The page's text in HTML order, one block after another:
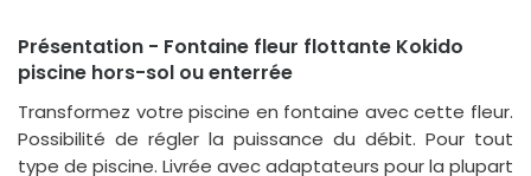
Présentation - Fontaine fleur flottante Kokido
piscine hors-sol ou enterrée
Transformez votre piscine en fontaine avec cette fleur.
Possibilité de régler la puissance du débit. Pour tout
type de piscine. Livrée avec adaptateurs pour la plupart